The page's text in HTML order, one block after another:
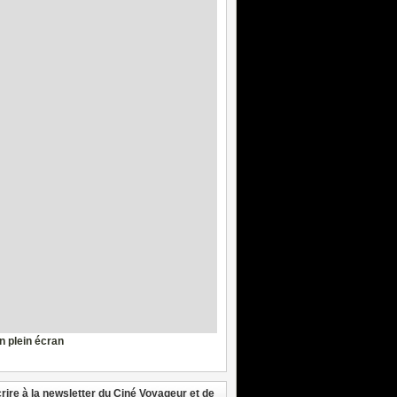
plein écran
à la newsletter du Ciné Voyageur et de